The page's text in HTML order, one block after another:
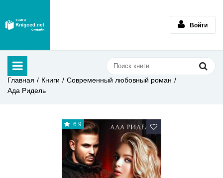
Войти
Главная Книги
Современный любовный роман
Ада Ридель
6.9